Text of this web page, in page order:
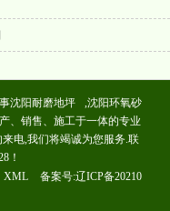
沈阳耐磨地坪 ,沈阳环氧砂
、销售、施工于一体的专业
电,我们将竭诚为您服务.联
！
XML 备案号:辽ICP备20210